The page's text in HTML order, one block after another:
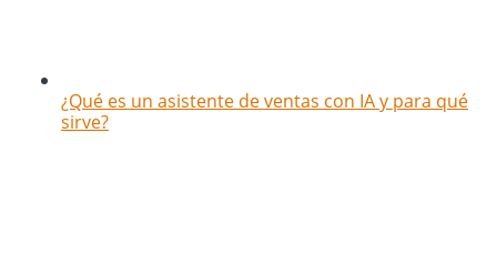
¿Qué es un asistente de ventas con IA y para qué
sirve?